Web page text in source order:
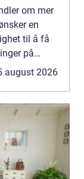
om mer
en
til å få
på
til
august 2026